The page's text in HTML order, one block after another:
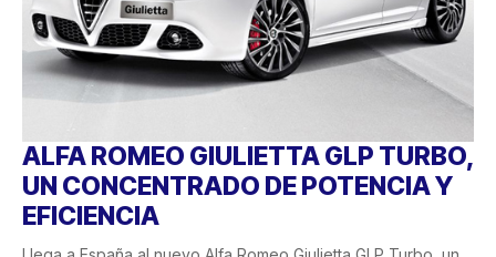
ALFA ROMEO GIULIETTA GLP TURBO,
UN CONCENTRADO DE POTENCIA Y
EFICIENCIA